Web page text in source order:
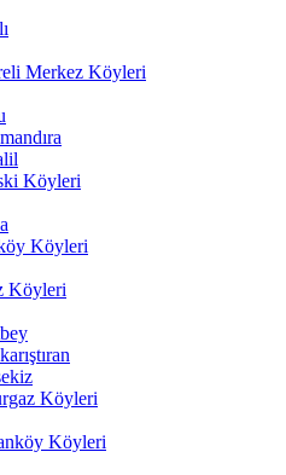
Merkez Köyleri
Köyleri
Köyleri
Köyleri
Köyleri
Köyleri